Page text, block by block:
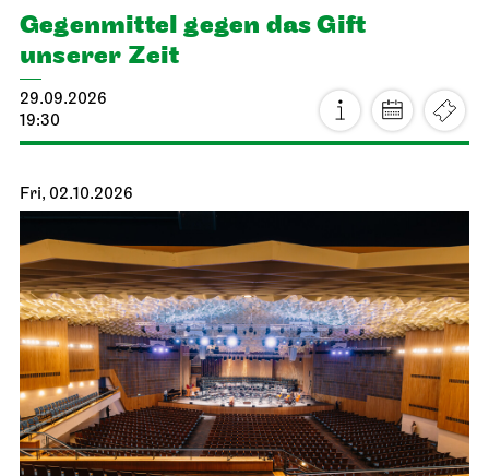
Gegenmittel gegen das Gift
unserer Zeit
29.09.2026
19:30
Fri, 02.10.2026